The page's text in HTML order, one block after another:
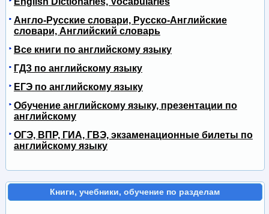
Англо-Русские словари, Русско-Английские
словари, Английский словарь
Все книги по английскому языку
ГДЗ по английскому языку
ЕГЭ по английскому языку
Обучение английскому языку, презентации по
английскому
ОГЭ, ВПР, ГИА, ГВЭ, экзаменационные билеты по
английскому языку
Книги, учебники, обучение по разделам